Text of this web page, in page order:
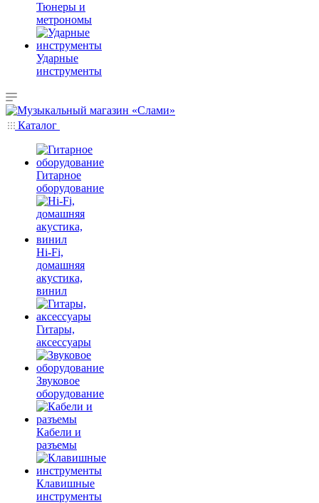
Тюнеры и
метрономы
Ударные
инструменты
Каталог
Гитарное
оборудование
Hi-Fi,
домашняя
акустика,
винил
Гитары,
аксессуары
Звуковое
оборудование
Кабели и
разъемы
Клавишные
инструменты